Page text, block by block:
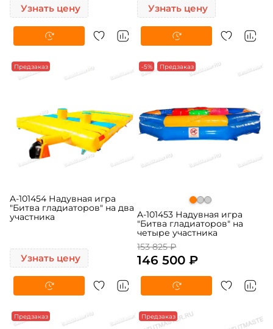
Узнать цену Узнать цену
Предзаказ
A-101454 Надувная игра
"Битва гладиаторов" на два
участника
Узнать цену
-5% Предзаказ
A-101453 Надувная игра
"Битва гладиаторов" на
четыре участника
153 825 ₽
146 500 ₽
Предзаказ Предзаказ